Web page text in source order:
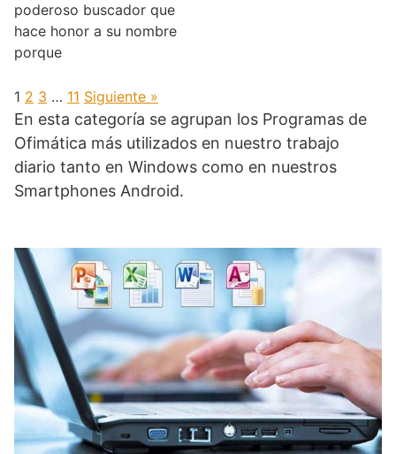
poderoso buscador que
hace honor a su nombre
porque
1 2 3 … 11 Siguiente »
En esta categoría se agrupan los Programas de
Ofimática más utilizados en nuestro trabajo
diario tanto en Windows como en nuestros
Smartphones Android.